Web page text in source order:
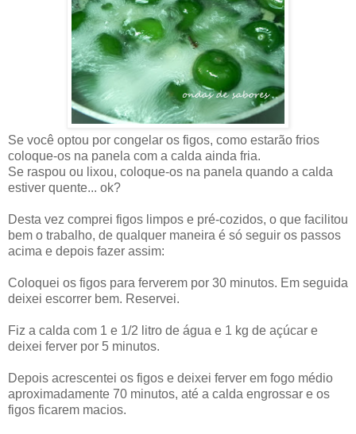
Se você optou por congelar os figos, como estarão frios
coloque-os na panela com a calda ainda fria.
Se raspou ou lixou, coloque-os na panela quando a calda
estiver quente... ok?
Desta vez comprei figos limpos e pré-cozidos, o que facilitou
bem o trabalho, de qualquer maneira é só seguir os passos
acima e depois fazer assim:
Coloquei os figos para ferverem por 30 minutos. Em seguida
deixei escorrer bem. Reservei.
Fiz a calda com 1 e 1/2 litro de água e 1 kg de açúcar e
deixei ferver por 5 minutos.
Depois acrescentei os figos e deixei ferver em fogo médio
aproximadamente 70 minutos, até a calda engrossar e os
figos ficarem macios.